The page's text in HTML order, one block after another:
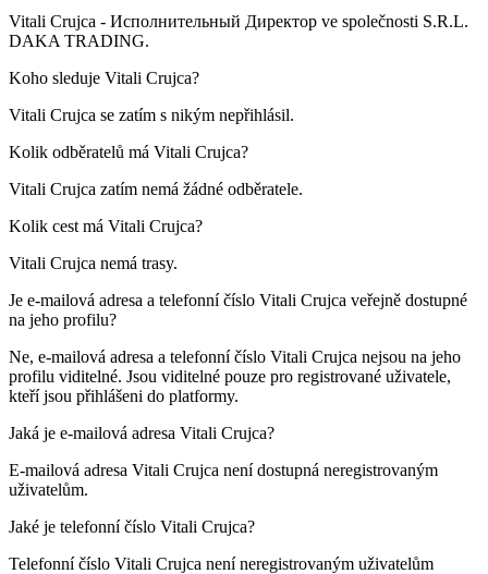
Vitali Crujca - Исполнительный Директор ve společnosti S.R.L.
DAKA TRADING.
Koho sleduje Vitali Crujca?
Vitali Crujca se zatím s nikým nepřihlásil.
Kolik odběratelů má Vitali Crujca?
Vitali Crujca zatím nemá žádné odběratele.
Kolik cest má Vitali Crujca?
Vitali Crujca nemá trasy.
Je e-mailová adresa a telefonní číslo Vitali Crujca veřejně dostupné
na jeho profilu?
Ne, e-mailová adresa a telefonní číslo Vitali Crujca nejsou na jeho
profilu viditelné. Jsou viditelné pouze pro registrované uživatele,
kteří jsou přihlášeni do platformy.
Jaká je e-mailová adresa Vitali Crujca?
E-mailová adresa Vitali Crujca není dostupná neregistrovaným
uživatelům.
Jaké je telefonní číslo Vitali Crujca?
Telefonní číslo Vitali Crujca není neregistrovaným uživatelům